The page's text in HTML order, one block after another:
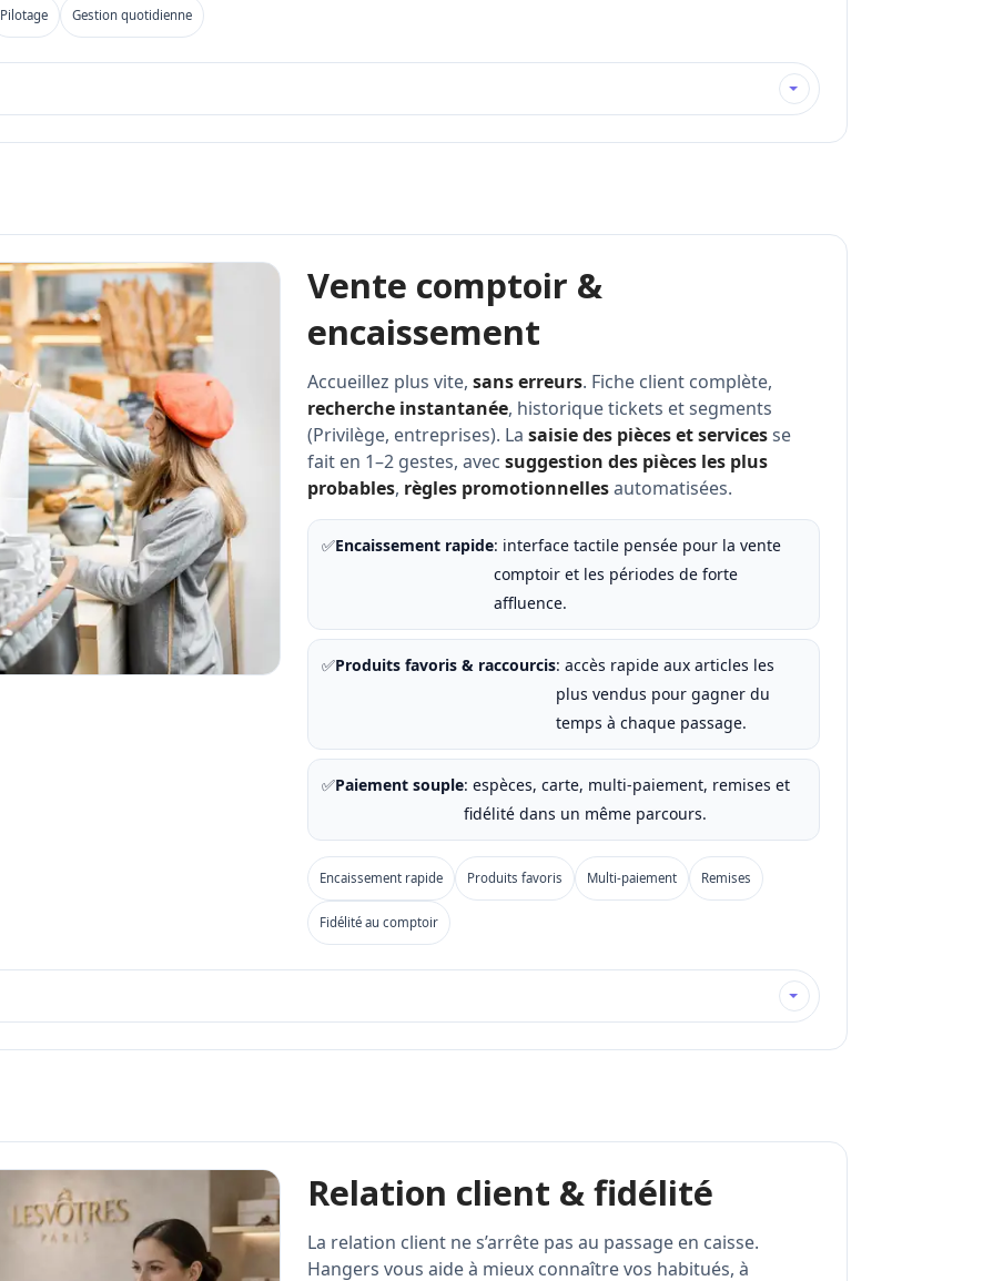
Pilotage Gestion quotidienne
Vente comptoir &
encaissement
Accueillez plus vite,sans erreurs. Fiche client complète,
recherche instantanée, historique tickets et segments
(Privilège, entreprises). Lasaisie des pièces et servicesse
fait en 1–2 gestes, avecsuggestion des pièces les plus
probables, règles promotionnellesautomatisées.
✅Encaissement rapide: interface tactile pensée pour la vente
comptoir et les périodes de forte
affluence.
✅Produits favoris & raccourcis: accès rapide aux articles les
plus vendus pour gagner du
temps à chaque passage.
✅Paiement souple: espèces, carte, multi-paiement, remises et
fidélité dans un même parcours.
Encaissement rapide Produits favoris Multi-paiement Remises
Fidélité au comptoir
Relation client & fidélité
La relation client ne s’arrête pas au passage en caisse.
Hangers vous aide à mieux connaître vos habitués, à